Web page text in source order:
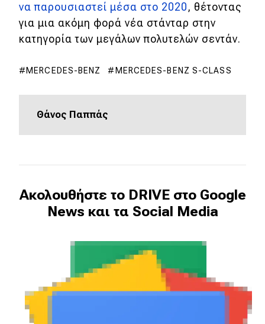
Παρουσιάσεις
Μεταχειρισμένο
Συμβουλές
Χρηστικά
Συμβουλές
Οδική βοήθεια
να παρουσιαστεί μέσα στο 2020, θέτοντας
για μια ακόμη φορά νέα στάνταρ στην
κατηγορία των μεγάλων πολυτελών σεντάν.
MERCEDES-BENZ MERCEDES-BENZ S-CLASS
Θάνος Παππάς
Ακολουθήστε το DRIVE στο Google
News και τα Social Media